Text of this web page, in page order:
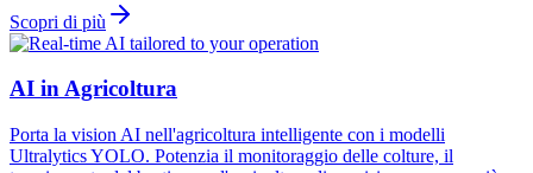
Scopri di più
AI in Agricoltura
Porta la vision AI nell'agricoltura intelligente con i modelli
Ultralytics YOLO. Potenzia il monitoraggio delle colture, il